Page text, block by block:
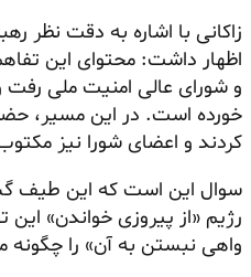
زاکانی با اشاره به دقت نظر
و شورای عالی امنیت ملی
خورده است. در این مسیر،
کردند و اعضای شورا نیز
سوال این است که این طیف
رژیم «از پیروزی خواندن»
واهی نبستن به آن» را